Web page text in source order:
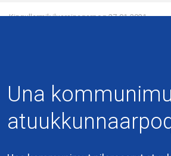
Una
Kingullermik iluarsineqarpoq27-01-2021